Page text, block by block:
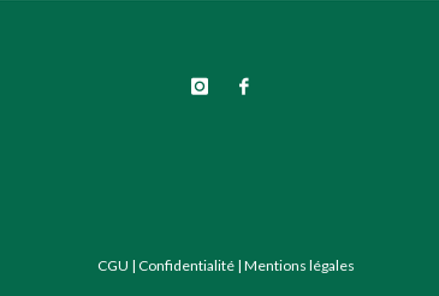
CGU | Confidentialité | Mentions légales